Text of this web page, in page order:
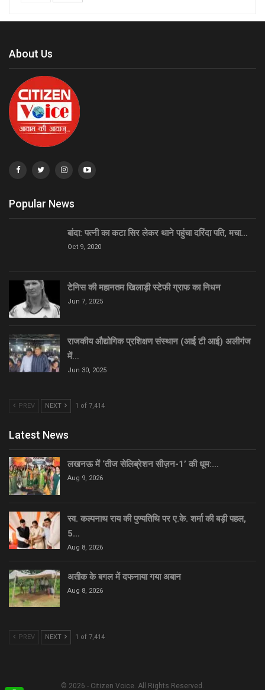
About Us
Popular News
बांदा: पत्नी का कटा सिर लेकर थाने पहुंचा दरिंदा पति, मचा…
Oct 9, 2020
टेनिस की महानतम खिलाड़ी स्टेफी ग्राफ का निधन
Jun 7, 2025
राजकीय औद्योगिक प्रशिक्षण संस्थान (आई टी आई) अलीगंज
में…
Jun 30, 2025
PREV NEXT 1 of 7,414
Latest News
लखनऊ में ‘तीज सेलिब्रेशन सीज़न-1’ की धूम:…
Aug 9, 2026
स्व. कल्पनाथ राय की पुण्यतिथि पर ए.के. शर्मा की बड़ी पहल,
5…
Aug 8, 2026
अतीक के बगल में दफनाया गया अबान
Aug 8, 2026
PREV NEXT 1 of 7,414
© 2026 - Citizen Voice. All Rights Reserved.